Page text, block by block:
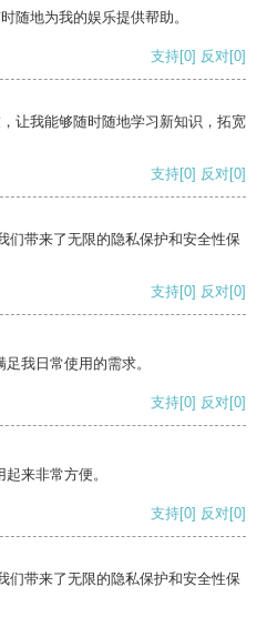
随地为我的娱乐提供帮助。
支持[0] 反对[0]
让我能够随时随地学习新知识，拓宽
支持[0] 反对[0]
们带来了无限的隐私保护和安全性保
支持[0] 反对[0]
我日常使用的需求。
支持[0] 反对[0]
来非常方便。
支持[0] 反对[0]
们带来了无限的隐私保护和安全性保